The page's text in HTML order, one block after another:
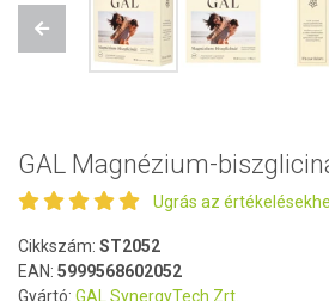
Previous
GAL Magnézium-
Ugrás az
Cikkszám: ST2052
EAN: 5999568602052
Gyártó: GAL SynergyTech Zrt.